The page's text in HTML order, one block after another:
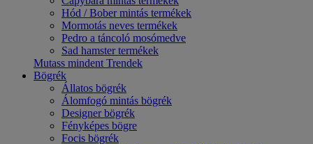
Hód / Bober mintás termékek
Mormotás neves termékek
Pedro a táncoló mosómedve
Sad hamster termékek
Mutass mindent Trendek
Bögrék
Állatos bögrék
Álomfogó mintás bögrék
Designer bögrék
Fényképes bögre
Focis bögrék